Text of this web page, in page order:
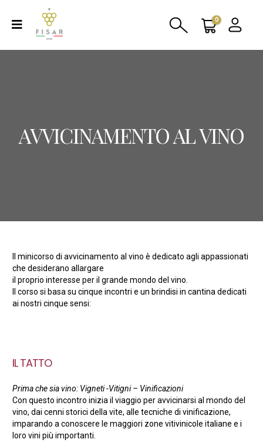
0
AVVICINAMENTO AL VINO
Il minicorso di avvicinamento al vino è dedicato agli appassionati
che desiderano allargare
il proprio interesse per il grande mondo del vino.
Il corso si basa su cinque incontri e un brindisi in cantina dedicati
ai nostri cinque sensi:
IL TATTO
Prima che sia vino: Vigneti -Vitigni – Vinificazioni
Con questo incontro inizia il viaggio per avvicinarsi al mondo del
vino, dai cenni storici della vite, alle tecniche di vinificazione,
imparando a conoscere le maggiori zone vitivinicole italiane e i
loro vini più importanti.